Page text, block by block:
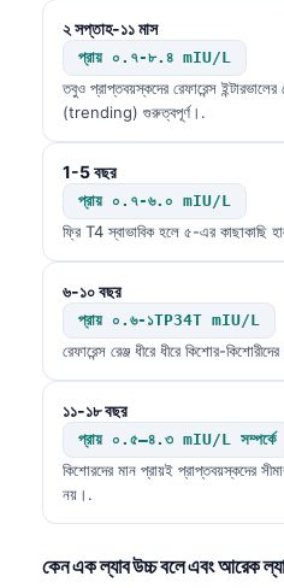
২ সপ্তাহ-১১ মাস
প্রায় ০.৭-৮.৪ mIU/L
তবুও প্রাপ্তবয়স্কদের রেফারেন্স
(trending) গুরুত্বপূর্ণ।.
1-5 বছর
প্রায় ০.৭-৬.০ mIU/L
ফ্রি T4 স্বাভাবিক হলে ৫-এর কাছাকাছি
৬-১০ বছর
প্রায় ০.৬-১TP34T mIU/L
রেফারেন্স রেঞ্জ ধীরে ধীরে কিশোর-
১১-১৮ বছর
প্রায় ০.৫–৪.৩ mIU/L সম্পর্কে
কিশোরদের মান প্রায়ই প্রাপ্তবয়স্কদের
নয়।.
কেন এক ল্যাব উচ্চ বলে এবং আরেক